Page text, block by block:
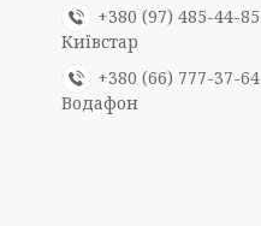
+380 (97) 485-44-85
Київстар
+380 (66) 777-37-64
Водафон